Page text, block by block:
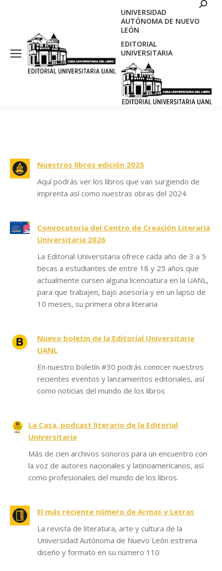
UNIVERSIDAD
AUTÓNOMA DE NUEVO
LEÓN
EDITORIAL
UNIVERSITARIA
Nuestros libros edición 2025
Aquí podrás ver los libros que van surgiendo de
imprenta así como nuestras obras del 2024
Convocatoria del Centro de Creación Literaria
Universitaria 2026
La Editorial Universitaria ofrece cada año de 3 a 5
becas a estudiantes de entre 18 y 25 años que
actualmente cursen alguna licenciatura en la UANL,
para que trabajen, bajo asesoría y en un lapso de
10 meses, su primera obra literaria
Nuevo boletín de la Editorial Universitaria
UANL
En nuestro boletín #30 podrás conocer nuestros
recientes eventos y lanzamientos editoriales, así
como noticias del mundo de los libros
La Casa, podcast literario de la Editorial
Universitaria
Más de cien archivos sonoros para un encuentro con
la voz de autores nacionales y latinoamericanos, así
como profesionales del mundo de los libros.
El más reciente número de Armas y Letras
La revista de literatura, arte y cultura de la
Universidad Autónoma de Nuevo León estrena
diseño y formato en su número 110